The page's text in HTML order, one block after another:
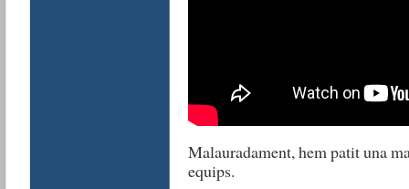
Malauradament, hem patit una
equips.